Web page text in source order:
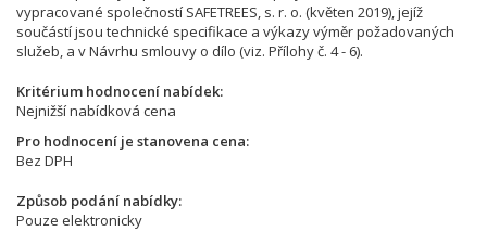
vypracované společností SAFETREES, s. r. o. (květen 2019), jejíž
součástí jsou technické specifikace a výkazy výměr požadovaných
služeb, a v Návrhu smlouvy o dílo (viz. Přílohy č. 4 - 6).
Kritérium hodnocení nabídek
Nejnižší nabídková cena
Pro hodnocení je stanovena cena
Bez DPH
Způsob podání nabídky
Pouze elektronicky